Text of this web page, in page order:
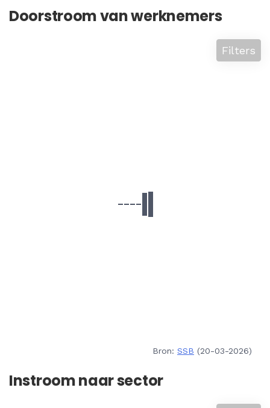
Doorstroom van werknemers
Filters
Bron: SSB (20-03-2026)
Instroom naar sector